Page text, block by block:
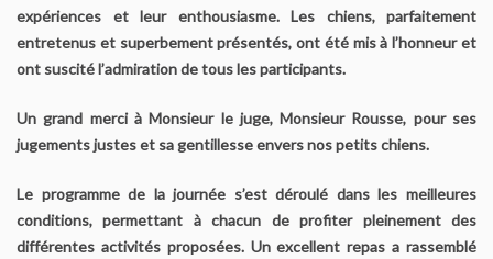
Les couleurs de la robe chez le chien
Dépistage radiographique -Rotules- Cotations et Tan
Conseils de toilettage
L’origine du Biewer Terrier
expériences et leur enthousiasme. Les chiens, parfaitement
entretenus et superbement présentés, ont été mis à l’honneur et
ont suscité l’admiration de tous les participants.
Un grand merci à Monsieur le juge, Monsieur Rousse, pour ses
jugements justes et sa gentillesse envers nos petits chiens.
Le programme de la journée s’est déroulé dans les meilleures
conditions, permettant à chacun de profiter pleinement des
différentes activités proposées. Un excellent repas a rassemblé